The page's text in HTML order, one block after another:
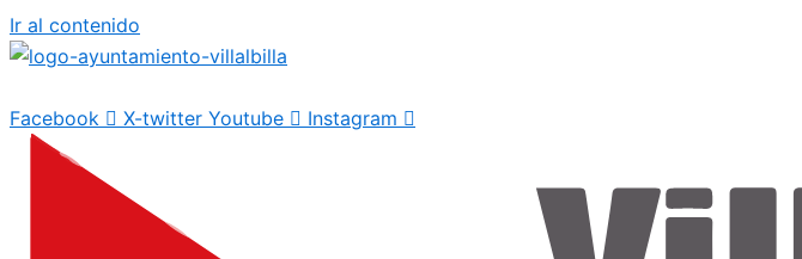
Ir al contenido
Facebook X-twitter Youtube Instagram